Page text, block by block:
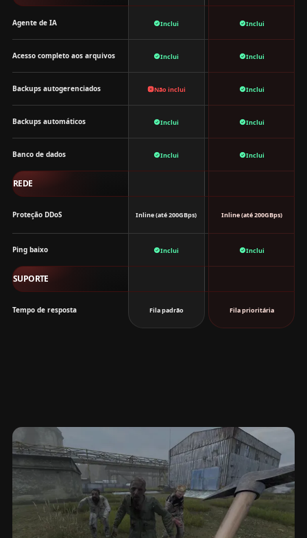
Agente de IA Inclui Inclui
Acesso completo aos arquivos Inclui Inclui
Backups autogerenciados Não inclui Inclui
Backups automáticos Inclui Inclui
Banco de dados Inclui Inclui
REDE
Proteção DDoS Inline (até 200GBps) Inline (até 200GBps)
Ping baixo Inclui Inclui
SUPORTE
Tempo de resposta Fila padrão Fila prioritária